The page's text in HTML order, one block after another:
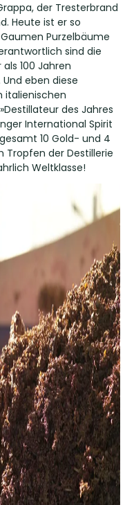
der Tresterbrand
Heute ist er so
Purzelbäume
sind die
100 Jahren
eben diese
italienischen
des Jahres
International Spirit
10 Gold- und 4
Tropfen der Destillerie
Weltklasse!